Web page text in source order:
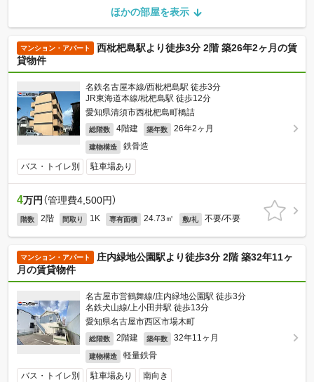
ほかの部屋を表示
マンション・アパート
西枇杷島駅より徒歩3分 2階 築26年2ヶ月の賃
貸物件
名鉄名古屋本線/西枇杷島駅 徒歩3分
JR東海道本線/枇杷島駅 徒歩12分
愛知県清須市西枇杷島町橋詰
総階数 4階建 築年数 26年2ヶ月
建物構造 鉄骨造
バス・トイレ別 駐車場あり
4万円 （管理費4,500円）
階数 2階 間取り 1K 専有面積 24.73㎡ 敷/礼 不要/不要
マンション・アパート
庄内緑地公園駅より徒歩3分 2階 築32年11ヶ
月の賃貸物件
名古屋市営鶴舞線/庄内緑地公園駅 徒歩3分
名鉄犬山線/上小田井駅 徒歩13分
愛知県名古屋市西区市場木町
総階数 2階建 築年数 32年11ヶ月
建物構造 軽量鉄骨
バス・トイレ別 駐車場あり 南向き